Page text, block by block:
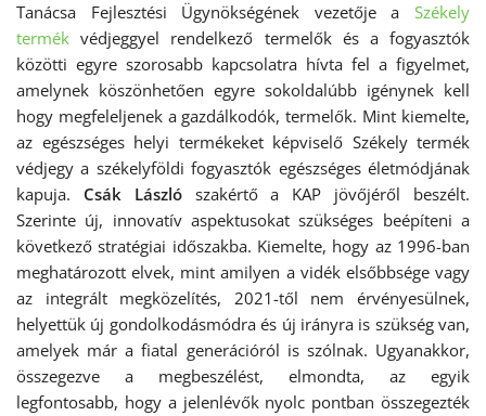
Tanácsa Fejlesztési Ügynökségének vezetője a Székely
termék védjeggyel rendelkező termelők és a fogyasztók
közötti egyre szorosabb kapcsolatra hívta fel a figyelmet,
amelynek köszönhetően egyre sokoldalúbb igénynek kell
hogy megfeleljenek a gazdálkodók, termelők. Mint kiemelte,
az egészséges helyi termékeket képviselő Székely termék
védjegy a székelyföldi fogyasztók egészséges életmódjának
kapuja. Csák Lászlószakértő a KAP jövőjéről beszélt.
Szerinte új, innovatív aspektusokat szükséges beépíteni a
következő stratégiai időszakba. Kiemelte, hogy az 1996-ban
meghatározott elvek, mint amilyen a vidék elsőbbsége vagy
az integrált megközelítés, 2021-től nem érvényesülnek,
helyettük új gondolkodásmódra és új irányra is szükség van,
amelyek már a fiatal generációról is szólnak. Ugyanakkor,
összegezve a megbeszélést, elmondta, az egyik
legfontosabb, hogy a jelenlévők nyolc pontban összegezték